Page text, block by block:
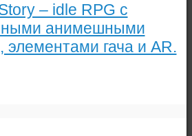
– idle RPG с
анимешными
гача и AR.